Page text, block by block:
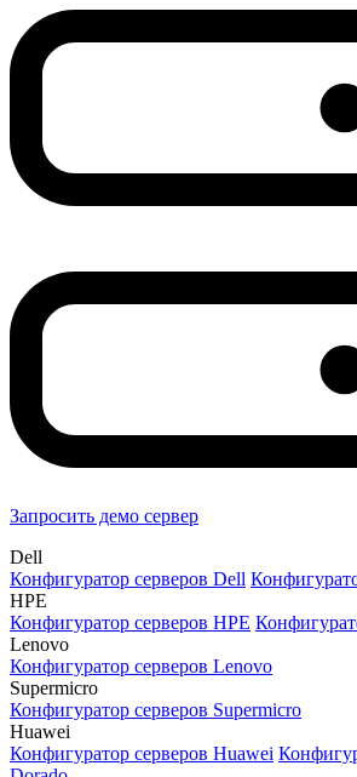
Запросить демо сервер
Dell
Конфигуратор серверов Dell
HPE
Конфигуратор серверов HPE
Lenovo
Конфигуратор серверов Lenovo
Supermicro
Конфигуратор серверов Supermicro
Huawei
Конфигуратор серверов Huawei